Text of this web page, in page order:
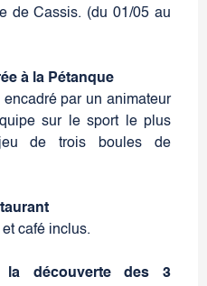
de Cassis. (du 01/05 au
à la Pétanque
encadré par un animateur
sur le sport le plus
de trois boules de
café inclus.
découverte des 3